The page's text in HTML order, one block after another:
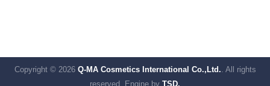
Copyright © 2026 Q-MA Cosmetics International Co.,Ltd.. All rights
reserved.
Engine by TSD.